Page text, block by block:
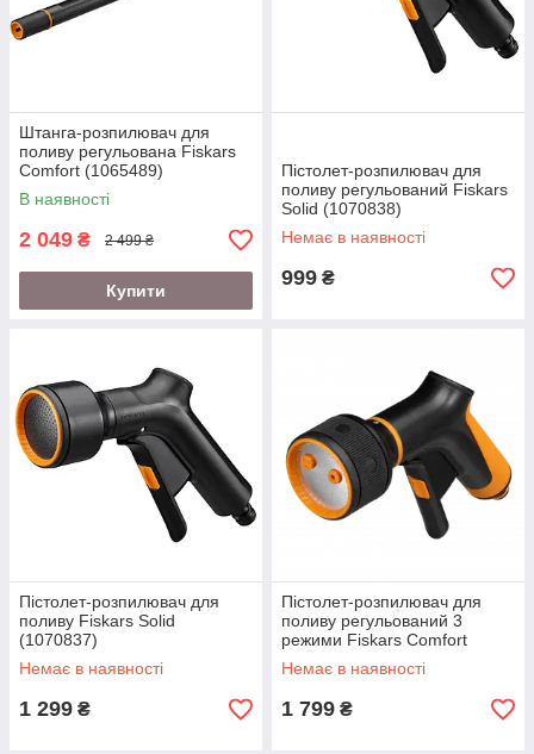
Штанга-розпилювач для
поливу регульована Fiskars
Comfort (1065489)
В наявності
2 049 ₴ 2 499 ₴
Купити
Пістолет-розпилювач для
поливу регульований Fiskars
Solid (1070838)
Немає в наявності
999 ₴
Пістолет-розпилювач для
поливу Fiskars Solid
(1070837)
Немає в наявності
1 299 ₴
Пістолет-розпилювач для
поливу регульований 3
режими Fiskars Comfort
(1065483)
Немає в наявності
1 799 ₴